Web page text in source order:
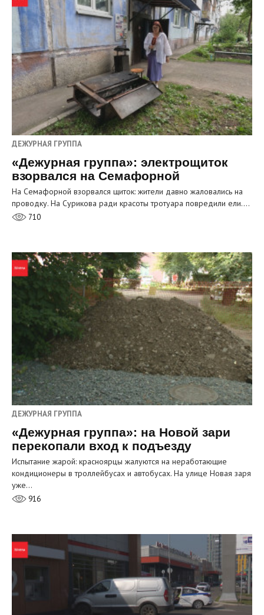
ДЕЖУРНАЯ ГРУППА
«Дежурная группа»: электрощиток
взорвался на Семафорной
На Семафорной взорвался щиток: жители давно жаловались на
проводку. На Сурикова ради красоты тротуара повредили ели.…
710
ДЕЖУРНАЯ ГРУППА
«Дежурная группа»: на Новой зари
перекопали вход к подъезду
Испытание жарой: красноярцы жалуются на неработающие
кондиционеры в троллейбусах и автобусах. На улице Новая заря
уже…
916